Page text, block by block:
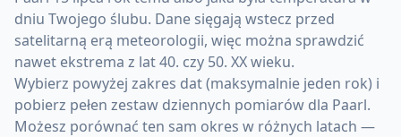
dniu Twojego ślubu. Dane sięgają wstecz przed
satelitarną erą meteorologii, więc można sprawdzić
nawet ekstrema z lat 40. czy 50. XX wieku.
Wybierz powyżej zakres dat (maksymalnie jeden rok) i
pobierz pełen zestaw dziennych pomiarów dla Paarl.
Możesz porównać ten sam okres w różnych latach —